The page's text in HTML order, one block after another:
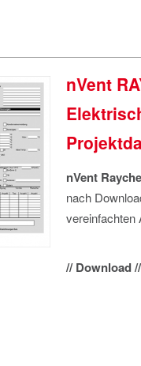
nVent
nVent
nach
vereinfachten
// Download //